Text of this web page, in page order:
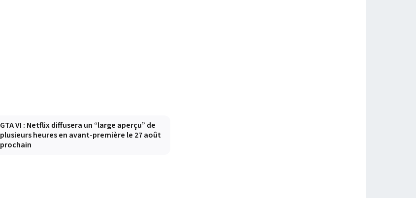
GTA VI : Netflix diffusera un “large aperçu” de
plusieurs heures en avant-première le 27 août
prochain